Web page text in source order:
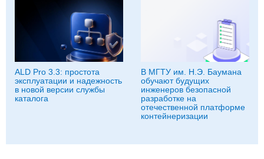
ALD Pro 3.3: простота
эксплуатации и надежность
в новой версии службы
каталога
В МГТУ им. Н.Э. Баумана
обучают будущих
инженеров безопасной
разработке на
отечественной платформе
контейнеризации